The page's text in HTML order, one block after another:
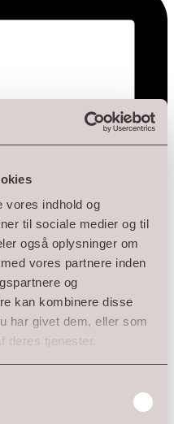
vores indhold og
til sociale medier og til
også oplysninger om
vores partnere inden
og
kan kombinere disse
har givet dem, eller som
deres tjenester.
pift på